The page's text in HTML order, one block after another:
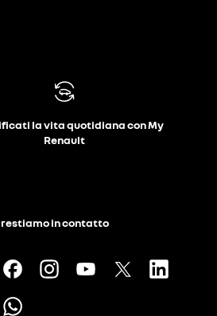
la vita quotidiana con My
Renault
restiamo in contatto